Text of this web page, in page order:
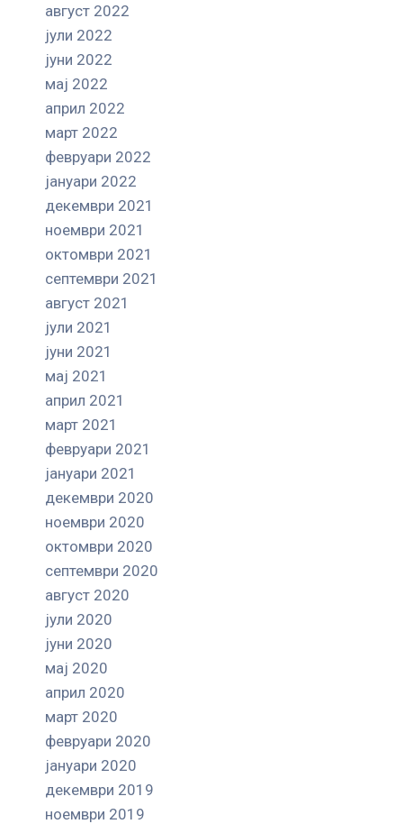
август 2022
јули 2022
јуни 2022
мај 2022
април 2022
март 2022
февруари 2022
јануари 2022
декември 2021
ноември 2021
октомври 2021
септември 2021
август 2021
јули 2021
јуни 2021
мај 2021
април 2021
март 2021
февруари 2021
јануари 2021
декември 2020
ноември 2020
октомври 2020
септември 2020
август 2020
јули 2020
јуни 2020
мај 2020
април 2020
март 2020
февруари 2020
јануари 2020
декември 2019
ноември 2019